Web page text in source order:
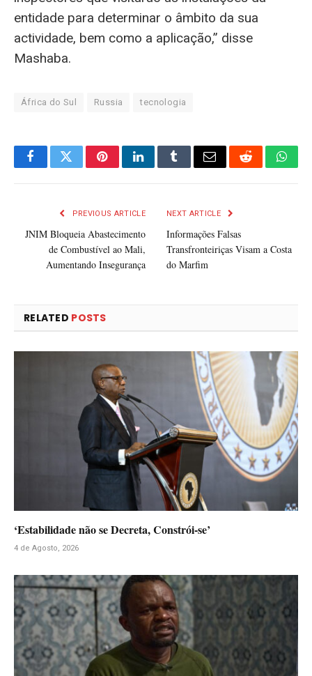
entidade para determinar o âmbito da sua
actividade, bem como a aplicação,” disse
Mashaba.
África do Sul Russia tecnologia
FacebookTwitterPinterestLinkedInTumblrEmail Reddit
PREVIOUS ARTICLE
JNIM Bloqueia Abastecimento
de Combustível ao Mali,
Aumentando Insegurança
NEXT ARTICLE
Informações Falsas
Transfronteiriças Visam a Costa
do Marfim
RELATED POSTS
‘Estabilidade não se Decreta, Constrói-se’
4 de Agosto, 2026